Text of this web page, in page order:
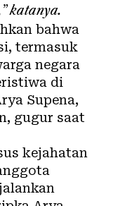
katanya.
bahwa
termasuk
negara
di
Supena,
gugur saat
kejahatan